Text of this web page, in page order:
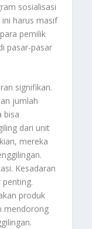
sosialisasi
ini harus masif
pemilik
pasar-pasar
signifikan.
jumlah
bisa
dari unit
mereka
Kesadaran
produk
mendorong